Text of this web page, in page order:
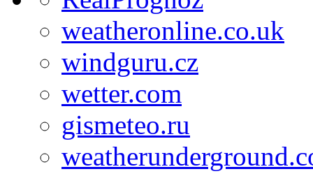
weatheronline.co.uk
windguru.cz
wetter.com
gismeteo.ru